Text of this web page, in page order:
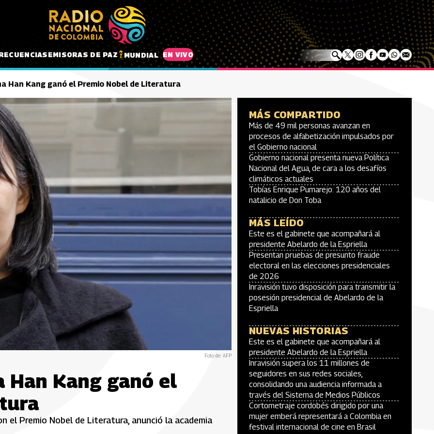
EMISORAS DE PAZ MUNDIAL EN VIVO
Han Kang ganó el Premio Nobel de Literatura
Foto de: AFP
Han Kang ganó el
el Premio Nobel de Literatura, anunció la academia
MÁS COMPARTIDO
Más de 49 mil personas avanzan en
procesos de alfabetización impulsados por
el Gobierno nacional
Gobierno nacional presenta nueva Política
Nacional del Agua, de cara a los desafíos
climáticos actuales
Tobías Enrique Pumarejo: 120 años del
natalicio de Don Toba
MÁS LEÍDO
Este es el gabinete que acompañará al
presidente Abelardo de la Espriella
Presentan pruebas de presunto fraude
electoral en las elecciones presidenciales
de 2026
Inravisión tuvo disposición para transmitir la
posesión presidencial de Abelardo de la
Espriella
NUEVAS HISTORIAS
Este es el gabinete que acompañará al
presidente Abelardo de la Espriella
Inravisión supera los 11 millones de
seguidores en sus redes sociales,
consolidando una audiencia informada a
través del Sistema de Medios Públicos
Cortometraje cordobés dirigido por una
mujer emberá representará a Colombia en
festival internacional de cine en Brasil